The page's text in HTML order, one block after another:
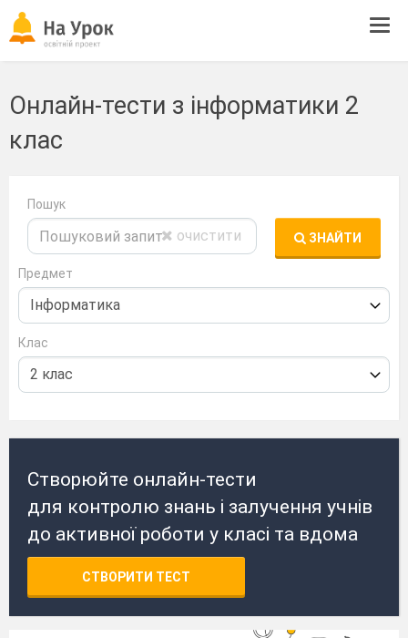
Онлайн-тести з інформатики 2
клас
Пошук
очистити ЗНАЙТИ
Предмет
Клас
Створюйте онлайн-тести
для контролю знань і залучення учнів
до активної роботи у класі та вдома
СТВОРИТИ ТЕСТ